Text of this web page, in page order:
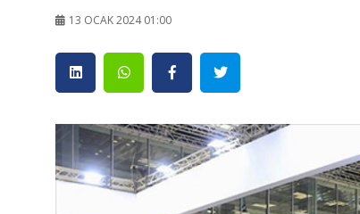
13 OCAK 2024 01:00